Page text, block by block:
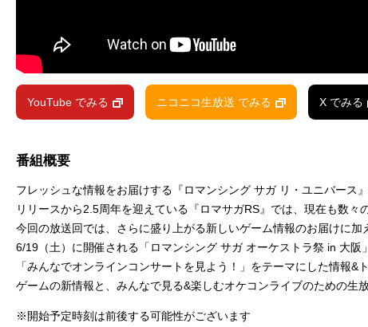
YouTube でみる ニコニコ生放送 でみる X でみる
番組概要
フレッシュな情報をお届けする『ロマンシング サガ リ・ユニバース
リリースから2.5周年を迎えている『ロマサガRS』では、現在も数々
今回の放送回では、さらに盛り上がる新しいゲーム情報のお届けに加
6/19（土）に開催される「ロマンシング サガ オーケストラ祭 in 大阪
「みんなでオンラインコンサートを見よう！」をテーマにした情報&
ゲームの新情報と、みんなで見る&楽しむオケコンライブのための生
※開始予定時刻は前後する可能性がございます